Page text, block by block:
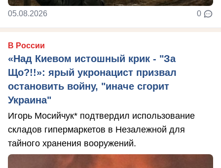
05.08.2026 0
В России
«Над Киевом истошный крик - "За
Що?!!»: ярый укронацист призвал
остановить войну, "иначе сгорит
Украина"
Игорь Мосийчук* подтвердил использование
складов гипермаркетов в Незалежной для
тайного хранения вооружений.